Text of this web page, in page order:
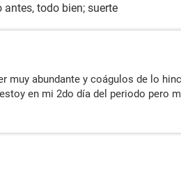
todo bien; suerte
muy abundante y coágulos de lo
en mi 2do día del periodo pero